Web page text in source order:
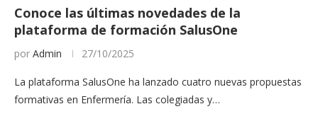
Conoce las últimas novedades de la
plataforma de formación SalusOne
por Admin 27/10/2025
La plataforma SalusOne ha lanzado cuatro nuevas propuestas
formativas en Enfermería. Las colegiadas y…